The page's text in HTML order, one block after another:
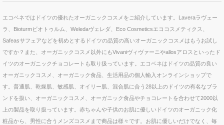
エコベネではドイツの優れたオーガニックコスメをご紹介しています。Laveraラヴェー
ラ、Bioturmビオトゥルム、Weledaヴェレダ、Eco Cosmeticsエココスメティクス、
Safeasサフェアなどを初めとするドイツの品質の高いオーガニックコスメはもうお試し
ですか？また、オーガニックコスメ以外にもVivaniヴィヴァーニやallosアロスといったド
イツのオーガニックチョコレートも取り扱っています。エコベネはドイツの品質の良い
オーガニックコスメ、オーガニック食品、生活用品の個人輸入オンラインショップで
す。普通肌、乾燥肌、敏感肌、オイリー肌、混合肌に合う28以上のドイツの有名なブラ
ンドを扱い、オーガニックコスメ、オーガニック食品やチョコレートを合わせて2000以
上の製品を取り扱っています。赤ちゃんや子供のお肌に優しいドイツのオーガニック化
粧品から、男性に合うメンズコスメまで商品は様々です。お肌に優しいだけでなく、毎